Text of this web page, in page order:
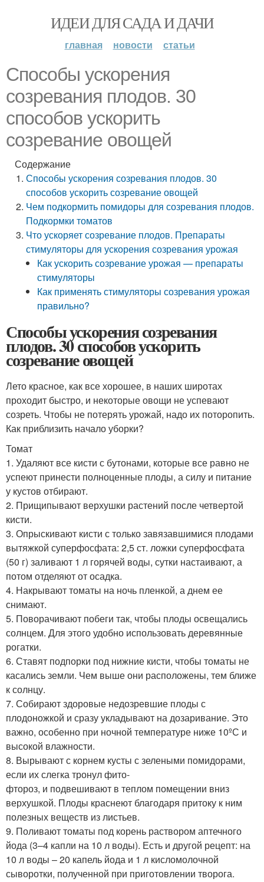
ИДЕИ ДЛЯ САДА И ДАЧИ
главная новости статьи
Способы ускорения
созревания плодов. 30
способов ускорить
созревание овощей
Содержание
Способы ускорения созревания плодов. 30
способов ускорить созревание овощей
Чем подкормить помидоры для созревания плодов.
Подкормки томатов
Что ускоряет созревание плодов. Препараты
стимуляторы для ускорения созревания урожая
Как ускорить созревание урожая — препараты
стимуляторы
Как применять стимуляторы созревания урожая
правильно?
Способы ускорения созревания
плодов. 30 способов ускорить
созревание овощей
Лето красное, как все хорошее, в наших широтах
проходит быстро, и некоторые овощи не успевают
созреть. Чтобы не потерять урожай, надо их поторопить.
Как приблизить начало уборки?
Томат
1. Удаляют все кисти с бутонами, которые все равно не
успеют принести полноценные плоды, а силу и питание
у кустов отбирают.
2. Прищипывают верхушки растений после четвертой
кисти.
3. Опрыскивают кисти с только завязавшимися плодами
вытяжкой суперфосфата: 2,5 ст. ложки суперфосфата
(50 г) заливают 1 л горячей воды, сутки настаивают, а
потом отделяют от осадка.
4. Накрывают томаты на ночь пленкой, а днем ее
снимают.
5. Поворачивают побеги так, чтобы плоды освещались
солнцем. Для этого удобно использовать деревянные
рогатки.
6. Ставят подпорки под нижние кисти, чтобы томаты не
касались земли. Чем выше они расположены, тем ближе
к солнцу.
7. Собирают здоровые недозревшие плоды с
плодоножкой и сразу укладывают на дозаривание. Это
важно, особенно при ночной температуре ниже 10ºС и
высокой влажности.
8. Вырывают с корнем кусты с зелеными помидорами,
если их слегка тронул фито-
фтороз, и подвешивают в теплом помещении вниз
верхушкой. Плоды краснеют благодаря притоку к ним
полезных веществ из листьев.
9. Поливают томаты под корень раствором аптечного
йода (3–4 капли на 10 л воды). Есть и другой рецепт: на
10 л воды – 20 капель йода и 1 л кисломолочной
сыворотки, полученной при приготовлении творога.